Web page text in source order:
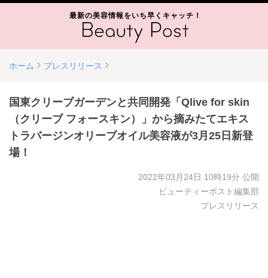
最新の美容情報をいち早くキャッチ！
ホーム プレスリリース
国東クリーブガーデンと共同開発「Qlive for skin
（クリーブ フォースキン）」から摘みたてエキス
トラバージンオリーブオイル美容液が3月25日新登
場！
2022年03月24日 10時19分 公開
ビューティーポスト編集部
プレスリリース